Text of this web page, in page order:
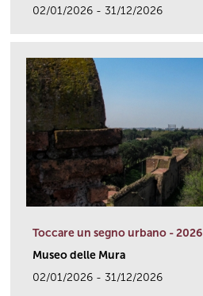
02/01/2026 - 31/12/2026
Toccare un segno urbano - 2026
Museo delle Mura
02/01/2026 - 31/12/2026